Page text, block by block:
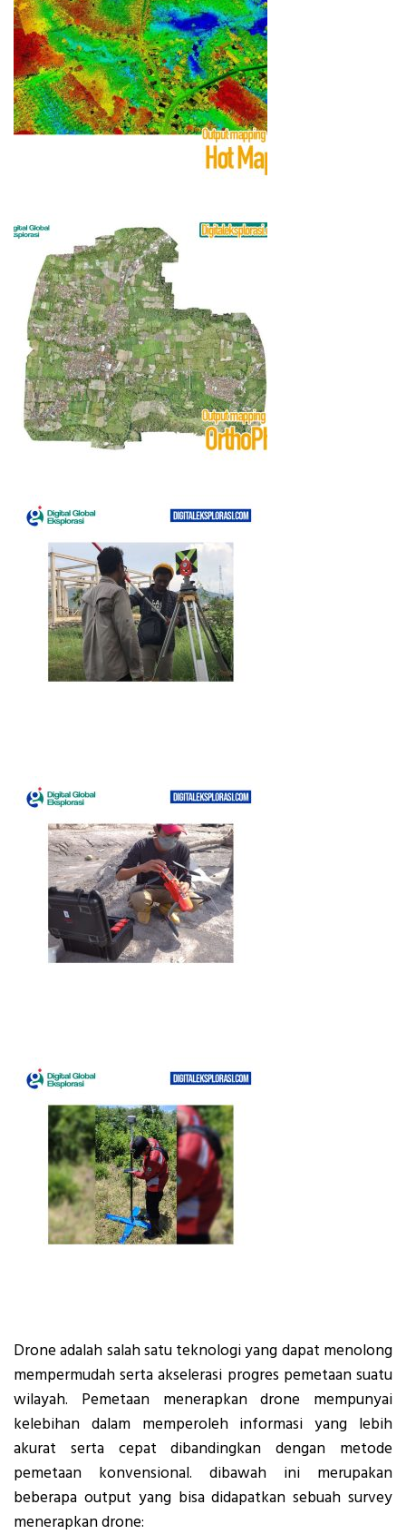
Drone adalah salah satu teknologi yang dapat menolong
mempermudah serta akselerasi progres pemetaan suatu
wilayah. Pemetaan menerapkan drone mempunyai
kelebihan dalam memperoleh informasi yang lebih
akurat serta cepat dibandingkan dengan metode
pemetaan konvensional. dibawah ini merupakan
beberapa output yang bisa didapatkan sebuah survey
menerapkan drone: